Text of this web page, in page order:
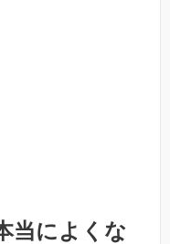
当によくな